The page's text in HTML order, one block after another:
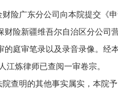
财险广东分公司向本院提交《
财险新疆维吾尔自治区分公司
的庭审笔录以及录音录像。经
江炼律师已查阅一审卷宗。
查明的其他事实属实，本院